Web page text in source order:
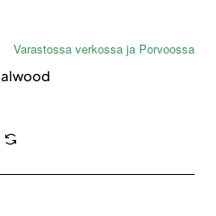
Varastossa verkossa ja Porvoossa